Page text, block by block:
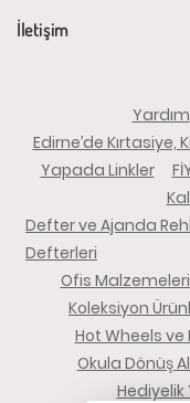
İletişim
Yardım
Edirne’de Kırtasiye,
Yapada Linkler
Defter ve Ajanda
Defterleri
Ofis
Koleksiyon
Hot Wheels ve
Okula Dönüş